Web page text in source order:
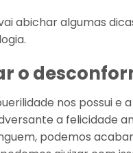
abichar algumas
o
nos possui
a felicidade
podemos